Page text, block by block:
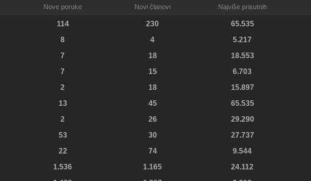
Nove poruke Novi članovi Najviše prisutnih
114 230 65.535
8 4 5.217
7 18 18.553
7 15 6.703
2 18 15.897
13 45 65.535
2 26 29.290
53 30 27.737
22 74 9.544
1.536 1.165 24.112